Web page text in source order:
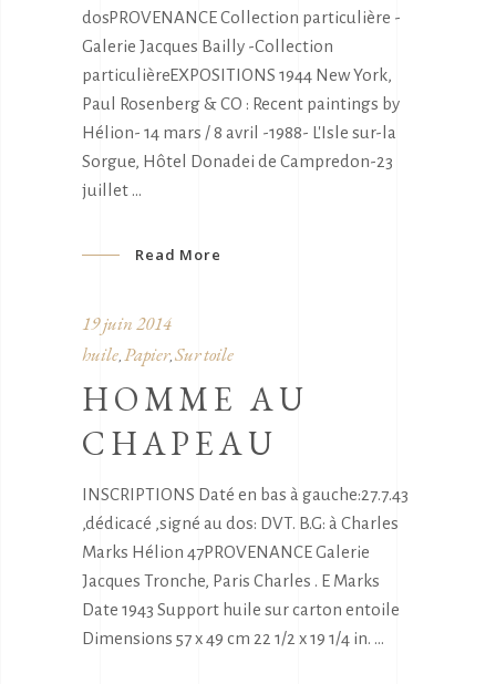
dosPROVENANCE Collection particulière -
Galerie Jacques Bailly -Collection
particulièreEXPOSITIONS 1944 New York,
Paul Rosenberg & CO : Recent paintings by
Hélion- 14 mars / 8 avril -1988- L'Isle sur-la
Sorgue, Hôtel Donadei de Campredon-23
juillet
Read More
19 juin 2014
huile, Papier, Sur toile
HOMME AU
CHAPEAU
INSCRIPTIONS Daté en bas à gauche:27.7.43
,dédicacé ,signé au dos: DVT. B.G: à Charles
Marks Hélion 47PROVENANCE Galerie
Jacques Tronche, Paris Charles . E Marks
Date 1943 Support huile sur carton entoile
Dimensions 57 x 49 cm 22 1/2 x 19 1/4 in.